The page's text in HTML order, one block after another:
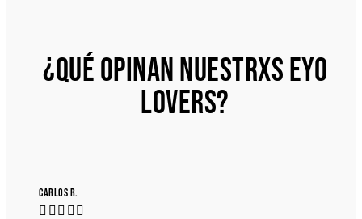
¿QUÉ OPINAN NUESTRXS EYO
LOVERS?
Carlos R.
    